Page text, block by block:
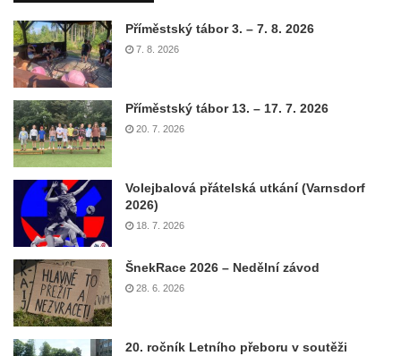
Příměstský tábor 3. – 7. 8. 2026
7. 8. 2026
Příměstský tábor 13. – 17. 7. 2026
20. 7. 2026
Volejbalová přátelská utkání (Varnsdorf
2026)
18. 7. 2026
ŠnekRace 2026 – Nedělní závod
28. 6. 2026
20. ročník Letního přeboru v soutěži